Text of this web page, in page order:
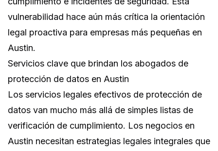
vulnerabilidad hace aún más crítica la orientación
legal proactiva para empresas más pequeñas en
Austin.
Servicios clave que brindan los abogados de
protección de datos en Austin
Los servicios legales efectivos de protección de
datos van mucho más allá de simples listas de
verificación de cumplimiento. Los negocios en
Austin necesitan estrategias legales integrales que